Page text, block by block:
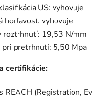
US: vyhovuje
horľavosť: vyhovuje
roztrhnutí: 19,53 N/mm
pri pretrhnutí: 5,50 Mpa
certifikácie:
REACH (Registration,